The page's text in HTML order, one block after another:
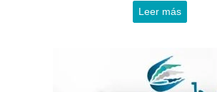
Leer más